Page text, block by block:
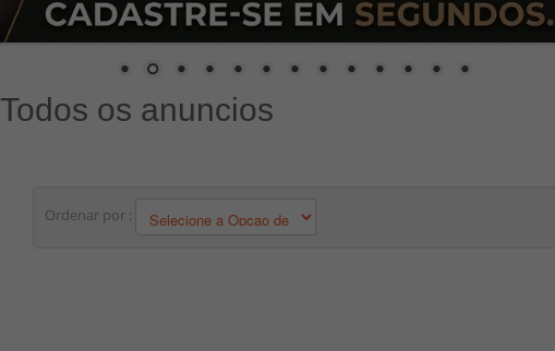
Todos os anuncios
Ordenar por :